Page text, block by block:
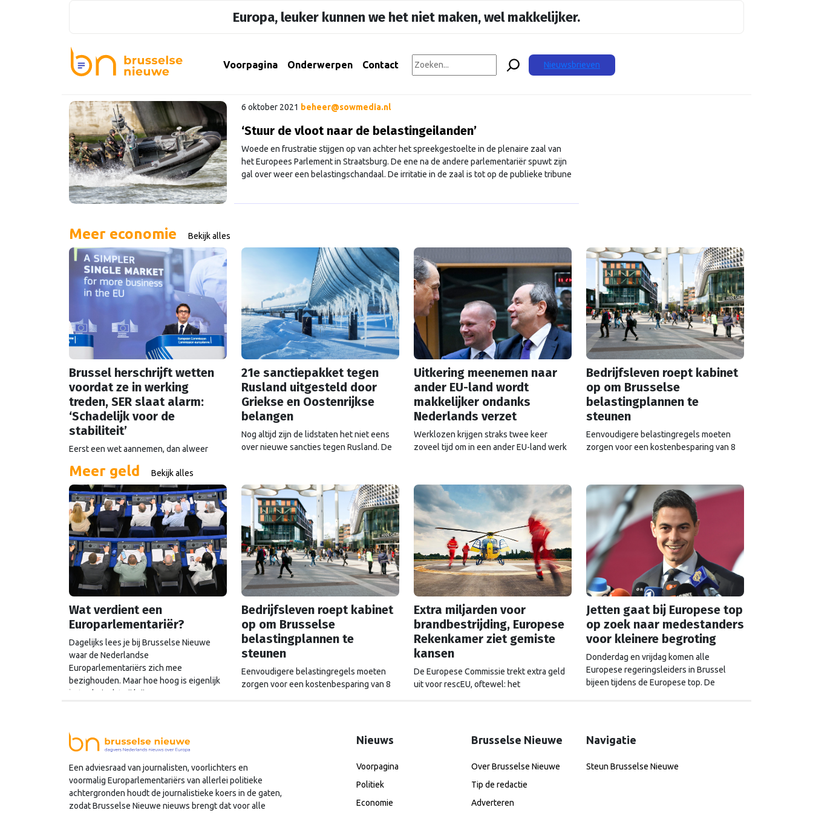
Europa, leuker kunnen we het niet maken, wel makkelijker.
Voorpagina Onderwerpen Contact Nieuwsbrieven
6 oktober 2021 beheer@sowmedia.nl
‘Stuur de vloot naar de belastingeilanden’
Woede en frustratie stijgen op van achter het spreekgestoelte in de plenaire zaal van
het Europees Parlement in Straatsburg. De ene na de andere parlementariër spuwt zijn
gal over weer een belastingschandaal. De irritatie in de zaal is tot op de publieke tribune
Meer economie Bekijk alles
Brussel herschrijft wetten
voordat ze in werking
treden, SER slaat alarm:
‘Schadelijk voor de
stabiliteit’
Eerst een wet aannemen, dan alweer
steeds vaker in Brussel. De SER slaat
alarm, de Europese Ombudsman ook. Wat
is er mis met hoe Europa wetten maakt?
21e sanctiepakket tegen
Rusland uitgesteld door
Griekse en Oostenrijkse
belangen
Nog altijd zijn de lidstaten het niet eens
over nieuwe sancties tegen Rusland. De
verder dreigt te worden afgezwakt.
Uitkering meenemen naar
ander EU-land wordt
makkelijker ondanks
Nederlands verzet
Werklozen krijgen straks twee keer
zoveel tijd om in een ander EU-land werk
Nederland bleef al die tijd tegen de
veranderingen.
Bedrijfsleven roept kabinet
op om Brusselse
belastingplannen te
steunen
Eenvoudigere belastingregels moeten
zorgen voor een kostenbesparing van 8
ook een impact op de Nederlandse
schatkist.
Meer geld Bekijk alles
Wat verdient een
Europarlementariër?
Dagelijks lees je bij Brusselse Nieuwe
waar de Nederlandse
Europarlementariërs zich mee
bezighouden. Maar hoe hoog is eigenlijk
het salaris dat zij krijgen?
Bedrijfsleven roept kabinet
op om Brusselse
belastingplannen te
steunen
Eenvoudigere belastingregels moeten
zorgen voor een kostenbesparing van 8
Extra miljarden voor
brandbestrijding, Europese
Rekenkamer ziet gemiste
kansen
De Europese Commissie trekt extra geld
uit voor rescEU, oftewel: het
Jetten gaat bij Europese top
op zoek naar medestanders
voor kleinere begroting
Donderdag en vrijdag komen alle
Europese regeringsleiders in Brussel
bijeen tijdens de Europese top. De
China?
Een adviesraad van journalisten, voorlichters en
voormalig Europarlementariërs van allerlei politieke
achtergronden houdt de journalistieke koers in de gaten,
zodat Brusselse Nieuwe nieuws brengt dat voor alle
Nieuws
Voorpagina
Politiek
Economie
Brusselse Nieuwe
Over Brusselse Nieuwe
Tip de redactie
Adverteren
Navigatie
Steun Brusselse Nieuwe